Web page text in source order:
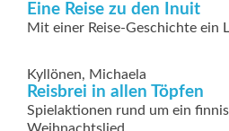
Eine Reise zu den Inuit
Mit einer Reise-Geschichte ein
Kyllönen, Michaela
Reisbrei in allen Töpfen
Spielaktionen rund um ein